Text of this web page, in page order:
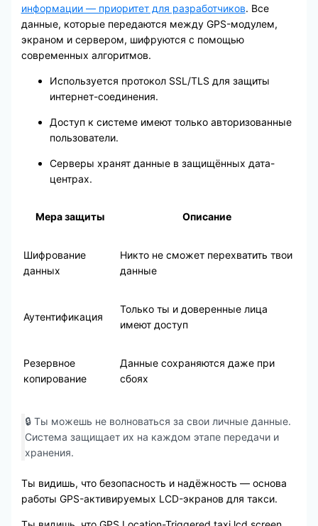
информации — приоритет для разработчиков. Все
данные, которые передаются между GPS-модулем,
экраном и сервером, шифруются с помощью
современных алгоритмов.
Используется протокол SSL/TLS для защиты
интернет-соединения.
Доступ к системе имеют только авторизованные
пользователи.
Серверы хранят данные в защищённых дата-
центрах.
Мера защиты Описание
Шифрование
данных
Никто не сможет перехватить твои
данные
Аутентификация
Только ты и доверенные лица
имеют доступ
Резервное
копирование
Данные сохраняются даже при
сбоях
🔒 Ты можешь не волноваться за свои личные данные.
Система защищает их на каждом этапе передачи и
хранения.
Ты видишь, что безопасность и надёжность — основа
работы GPS-активируемых LCD-экранов для такси.